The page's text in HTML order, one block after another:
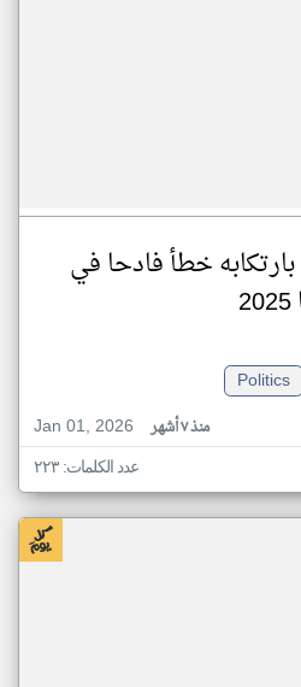
خطأ فادحا في
Politics
Jan 01, 2026
منذ ٧ أشهر
عدد الكلمات: ٢٢٣